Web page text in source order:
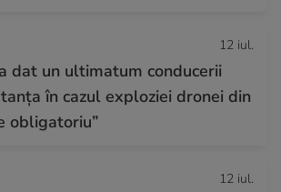
12 iul.
dat un ultimatum conducerii
în cazul exploziei dronei din
obligatoriu”
12 iul.